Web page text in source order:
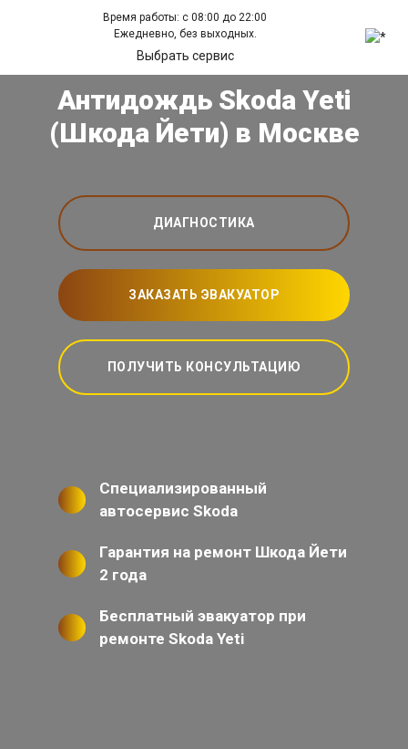
Время работы: с 08:00 до 22:00
Ежедневно, без выходных.
Выбрать сервис
Антидождь Skoda Yeti
(Шкода Йети) в Москве
ДИАГНОСТИКА
ЗАКАЗАТЬ ЭВАКУАТОР
ПОЛУЧИТЬ КОНСУЛЬТАЦИЮ
Специализированный
автосервис Skoda
Гарантия на ремонт Шкода Йети
2 года
Бесплатный эвакуатор при
ремонте Skoda Yeti